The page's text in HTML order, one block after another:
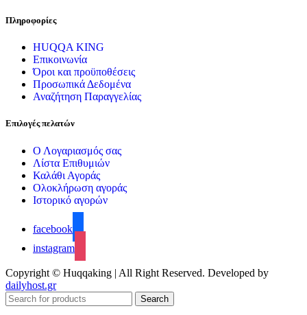
Πληροφορίες
HUQQA KING
Επικοινωνία
Όροι και προϋποθέσεις
Προσωπικά Δεδομένα
Αναζήτηση Παραγγελίας
Επιλογές πελατών
Ο Λογαριασμός σας
Λίστα Επιθυμιών
Καλάθι Αγοράς
Ολοκλήρωση αγοράς
Ιστορικό αγορών
facebook
instagram
Copyright © Huqqaking | All Right Reserved. Developed by
dailyhost.gr
Search